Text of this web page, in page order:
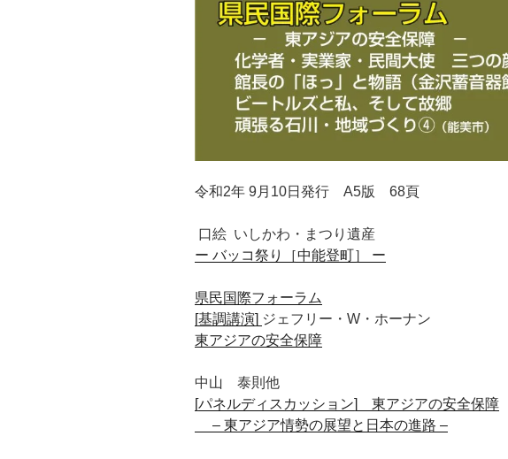
令和2年 9月10日発行 A5版 68頁
口絵 いしかわ ・ まつり 遺産
ー バッコ祭り ［中能登町］ ー
県民国際フォーラム
[基調講演] ジェフリー・W・ホーナン
東アジアの安全保障
中山 泰則他
[パネルディスカッション] 東アジアの安全保障
– 東アジア情勢の展望と日本の進路 –